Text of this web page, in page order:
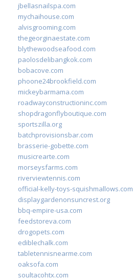
jbellasnailspa.com
mychaihouse.com
alvisgrooming.com
thegeorginaestate.com
blythewoodseafood.com
paolosdelibangkok.com
bobacove.com
phoone24brookfield.com
mickeybarmama.com
roadwayconstructioninc.com
shopdragonflyboutique.com
sportszilla.org
batchprovisionsbar.com
brasserie-gobette.com
musicrearte.com
morseysfarms.com
riverviewtennis.com
official-kelly-toys-squishmallows.com
displaygardenonsuncrest.org
bbq-empire-usa.com
feedstoreva.com
drogopets.com
ediblechalk.com
tabletennisnearme.com
oaksofa.com
soultacohtx.com